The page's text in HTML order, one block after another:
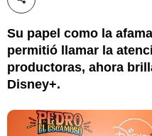
Compartir esta noticia
Su papel como la
permitió llamar la
productoras, ahora
Disney+.